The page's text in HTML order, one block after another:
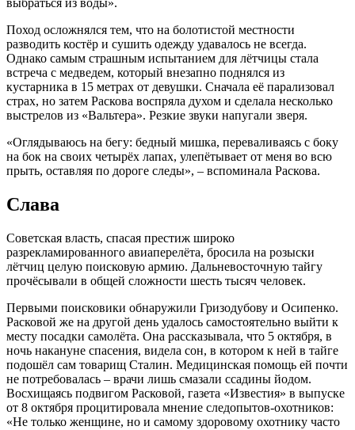
выбраться из воды».
Поход осложнялся тем, что на болотистой местности
разводить костёр и сушить одежду удавалось не всегда.
Однако самым страшным испытанием для лётчицы стала
встреча с медведем, который внезапно поднялся из
кустарника в 15 метрах от девушки. Сначала её парализовал
страх, но затем Раскова воспряла духом и сделала несколько
выстрелов из «Вальтера». Резкие звуки напугали зверя.
«Оглядываюсь на бегу: бедный мишка, переваливаясь с боку
на бок на своих четырёх лапах, улепётывает от меня во всю
прыть, оставляя по дороге следы», – вспоминала Раскова.
Слава
Советская власть, спасая престиж широко
разрекламированного авиаперелёта, бросила на розыски
лётчиц целую поисковую армию. Дальневосточную тайгу
прочёсывали в общей сложности шесть тысяч человек.
Первыми поисковики обнаружили Гризодубову и Осипенко.
Расковой же на другой день удалось самостоятельно выйти к
месту посадки самолёта. Она рассказывала, что 5 октября, в
ночь накануне спасения, видела сон, в котором к ней в тайге
подошёл сам товарищ Сталин. Медицинская помощь ей почти
не потребовалась – врачи лишь смазали ссадины йодом.
Восхищаясь подвигом Расковой, газета «Известия» в выпуске
от 8 октября процитировала мнение следопытов-охотников:
«Не только женщине, но и самому здоровому охотнику часто